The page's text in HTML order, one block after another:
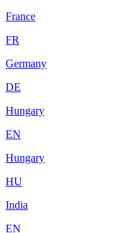
France
FR
Germany
DE
Hungary
EN
Hungary
HU
India
EN